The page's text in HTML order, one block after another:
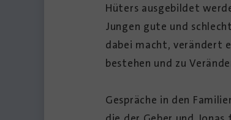
Hüters ausgebildet
Jungen gute und
dabei macht, verändert
bestehen und zu
Gespräche in den